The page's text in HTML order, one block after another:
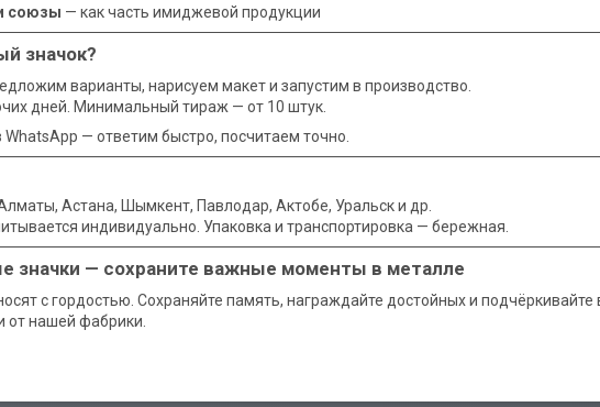
союзы — как часть имиджевой продукции
значок?
варианты, нарисуем макет и запустим в производство.
дней. Минимальный тираж — от 10 штук.
WhatsApp — ответим быстро, посчитаем точно.
Астана, Шымкент, Павлодар, Актобе, Уральск и др.
индивидуально. Упаковка и транспортировка — бережная.
значки — сохраните важные моменты в металле
с гордостью. Сохраняйте память, награждайте достойных и
от нашей фабрики.